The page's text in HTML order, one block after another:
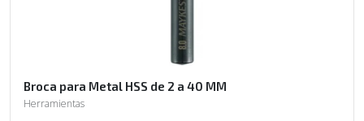
Broca para Metal HSS de 2 a 40 MM
Herramientas